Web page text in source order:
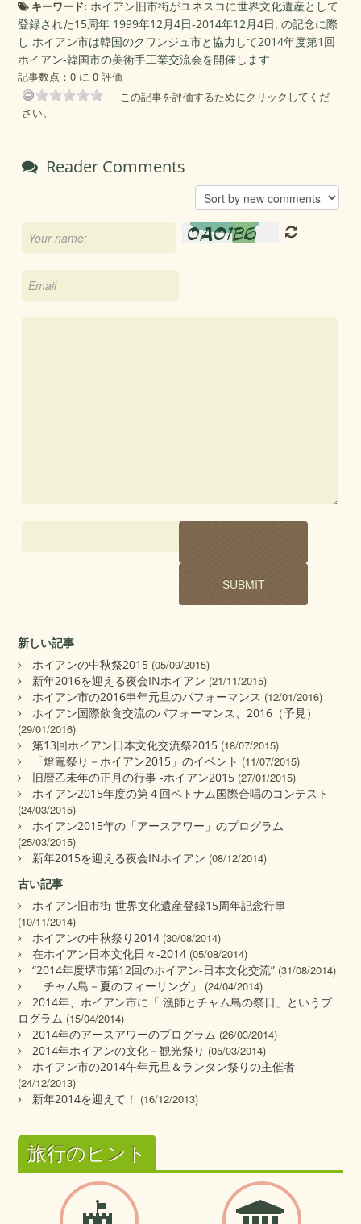
キーワード:ホイアン旧市街がユネスコに世界文化遺産として
登録された15周年 1999年12月4日‐2014年12月4日,の記念に際
し ホイアン市は韓国のクワンジュ市と協力して2014年度第1回
ホイアン‐韓国市の美術手工業交流会を開催します
記事数点：0 に 0 評価
この記事を評価するためにクリックしてくだ
さい。
Reader Comments
新しい記事
ホイアンの中秋祭2015 (05/09/2015)
新年2016を迎える夜会INホイアン (21/11/2015)
ホイアン市の2016申年元旦のパフォーマンス (12/01/2016)
ホイアン国際飲食交流のパフォーマンス、2016（予見）
(29/01/2016)
第13回ホイアン日本文化交流祭2015 (18/07/2015)
「燈篭祭り－ホイアン2015」のイベント (11/07/2015)
旧暦乙未年の正月の行事 -ホイアン2015 (27/01/2015)
ホイアン2015年度の第４回ベトナム国際合唱のコンテスト
(24/03/2015)
ホイアン2015年の「アースアワー」のプログラム
(25/03/2015)
新年2015を迎える夜会INホイアン (08/12/2014)
古い記事
ホイアン旧市街-世界文化遺産登録15周年記念行事
(10/11/2014)
ホイアンの中秋祭り2014 (30/08/2014)
在ホイアン日本文化日々‐2014 (05/08/2014)
“2014年度堺市第12回のホイアン-日本文化交流” (31/08/2014)
「チャム島－夏のフィーリング」
(24/04/2014)
2014年、ホイアン市に「 漁師とチャム島の祭日」というプ
ログラム (15/04/2014)
2014年のアースアワーのプログラム (26/03/2014)
2014年ホイアンの文化－観光祭り (05/03/2014)
ホイアン市の2014午年元旦＆ランタン祭りの主催者
(24/12/2013)
新年2014を迎えて！ (16/12/2013)
旅行のヒント